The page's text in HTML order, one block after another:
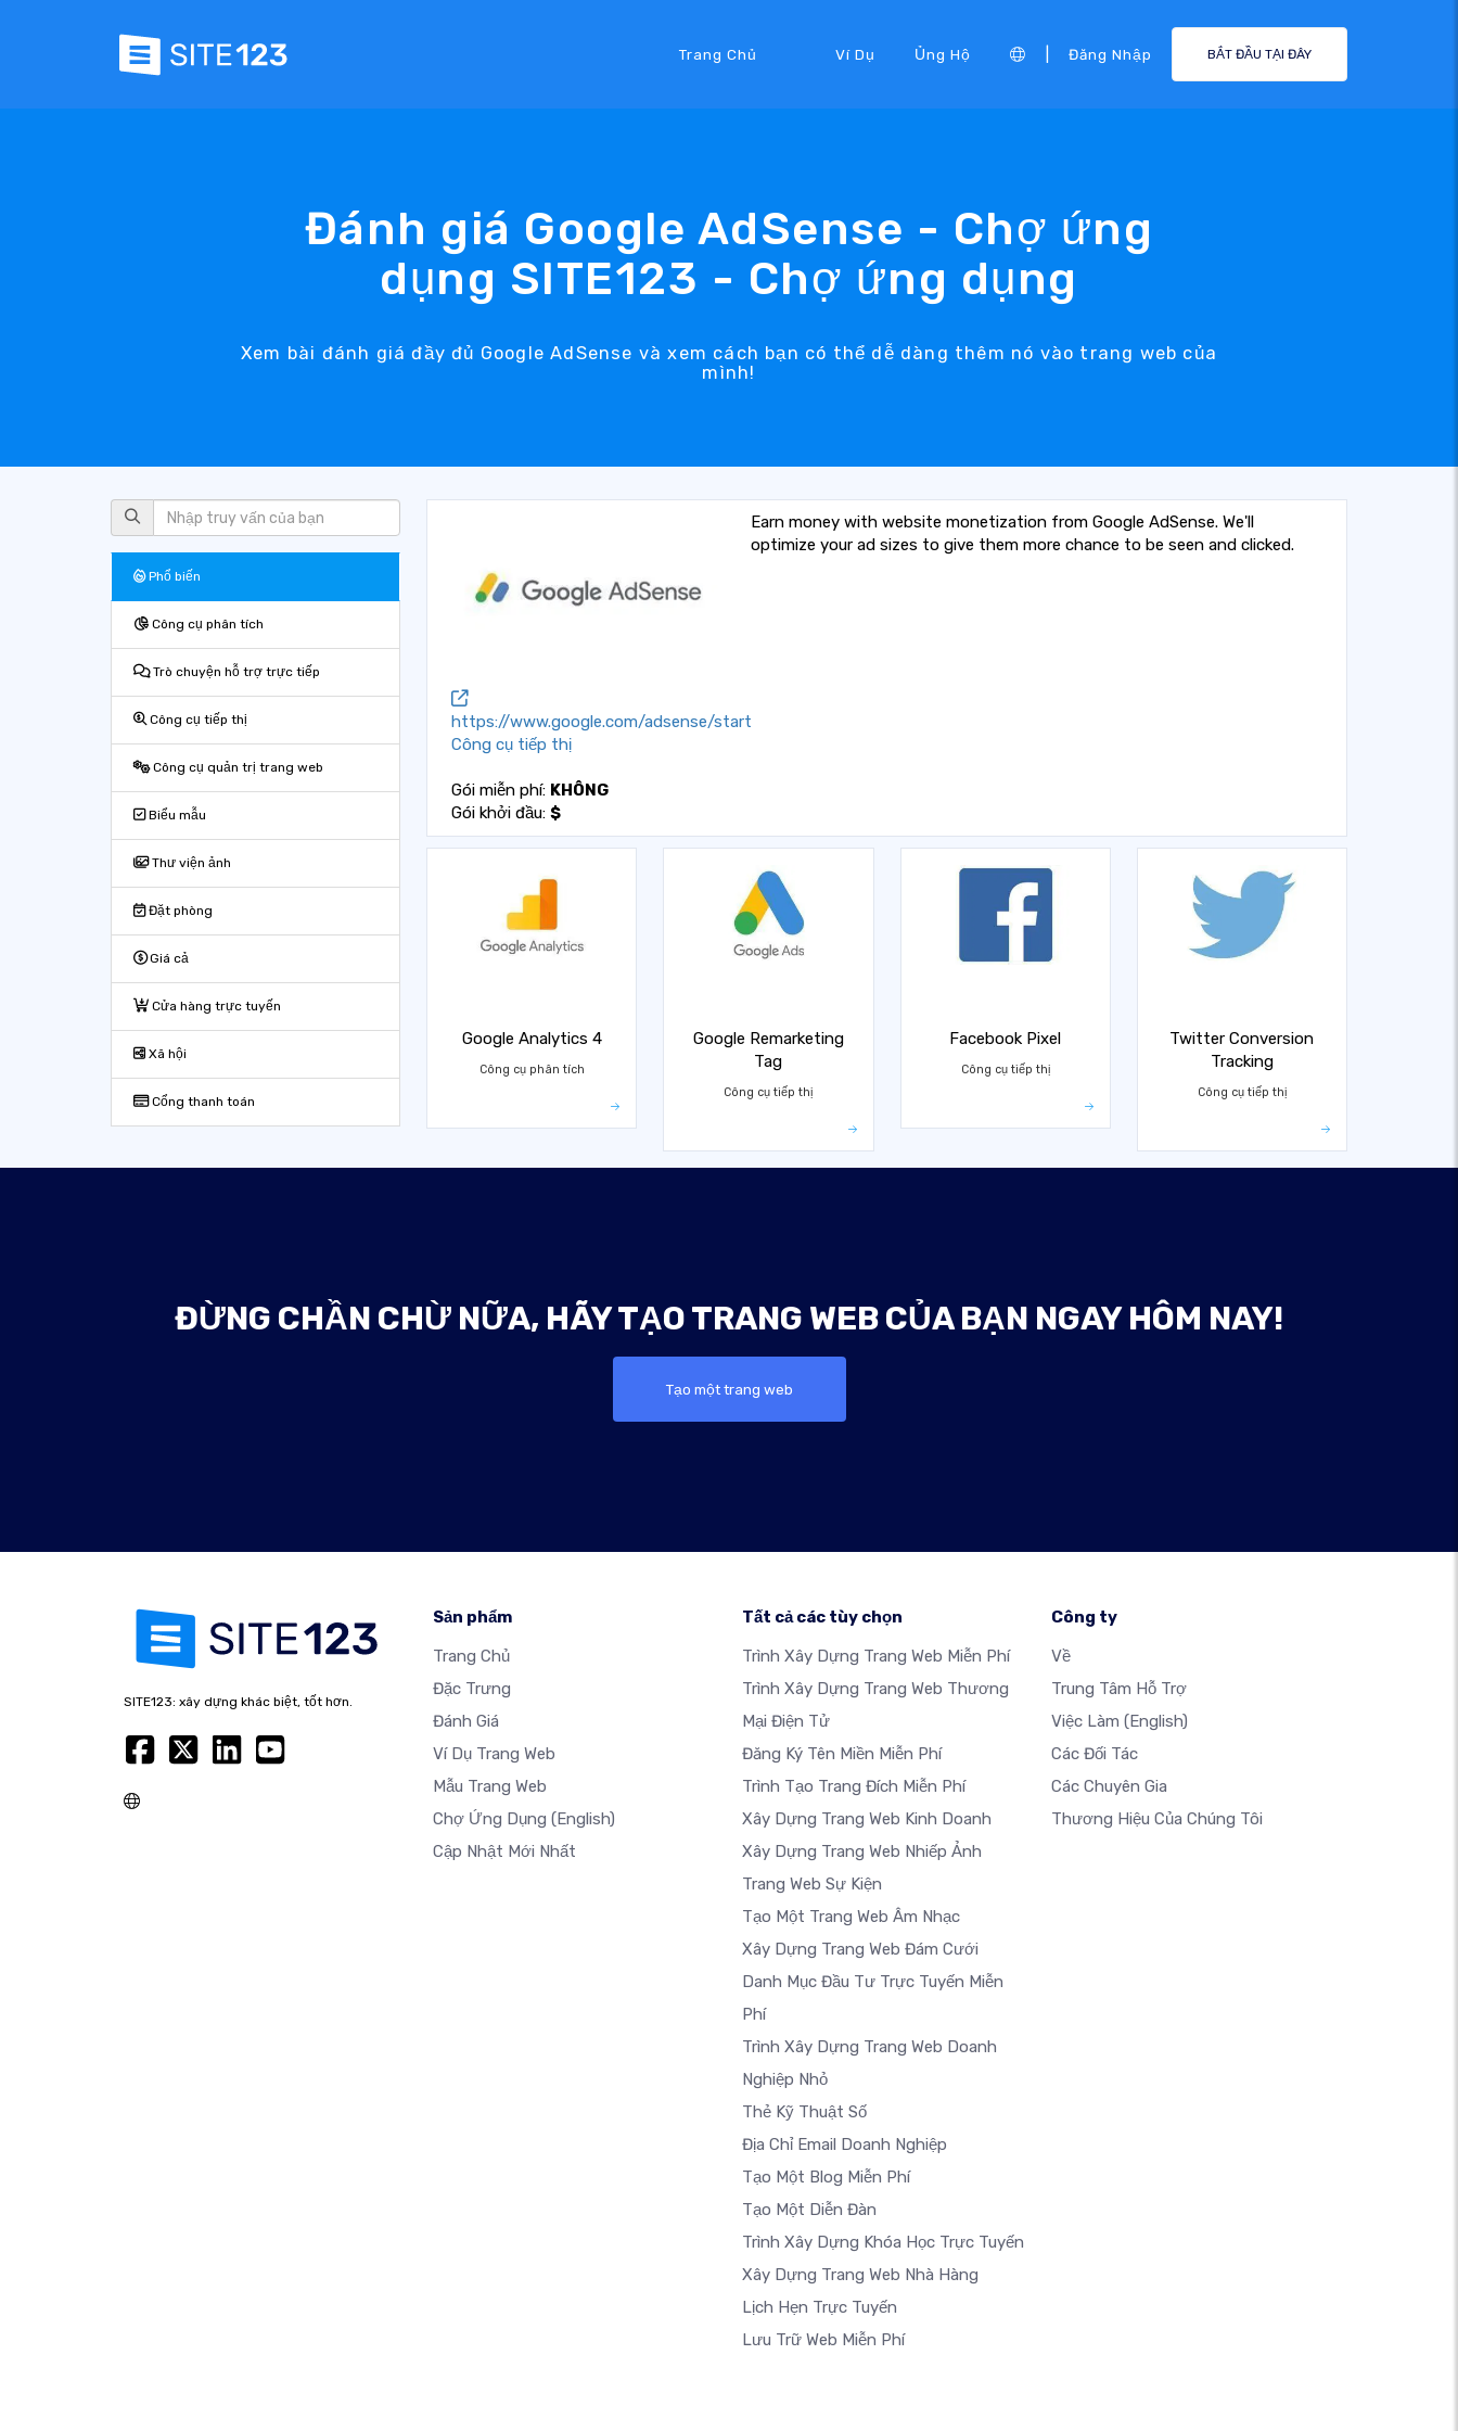
Trang Chủ Ví Dụ Ủng Hộ Đăng Nhập BẮT ĐẦU TẠI ĐÂY
Đánh giá Google AdSense - Chợ ứng
dụng SITE123 - Chợ ứng dụng
Xem bài đánh giá đầy đủ Google AdSense và xem cách bạn có thể dễ dàng thêm nó vào trang web của
mình!
Phổ biến
Công cụ phân tích
Trò chuyện hỗ trợ trực tiếp
Công cụ tiếp thị
Công cụ quản trị trang web
Biểu mẫu
Thư viện ảnh
Đặt phòng
Giá cả
Cửa hàng trực tuyến
Xã hội
Cổng thanh toán
https://www.google.com/adsense/start
Công cụ tiếp thị
Gói miễn phí: KHÔNG
Gói khởi đầu: $
Earn money with website monetization from Google AdSense. We'll
optimize your ad sizes to give them more chance to be seen and clicked.
Google Analytics 4
Công cụ phân tích
Google Remarketing
Tag
Công cụ tiếp thị
Facebook Pixel
Công cụ tiếp thị
Twitter Conversion
Tracking
Công cụ tiếp thị
ĐỪNG CHẦN CHỪ NỮA, HÃY TẠO TRANG WEB CỦA BẠN NGAY HÔM NAY!
Tạo một trang web
SITE123: xây dựng khác biệt, tốt hơn.
Sản phẩm
Trang Chủ
Đặc Trưng
Đánh Giá
Ví Dụ Trang Web
Mẫu Trang Web
Chợ Ứng Dụng (English)
Cập Nhật Mới Nhất
Tất cả các tùy chọn
Trình Xây Dựng Trang Web Miễn Phí
Trình Xây Dựng Trang Web Thương
Mại Điện Tử
Đăng Ký Tên Miền Miễn Phí
Trình Tạo Trang Đích Miễn Phí
Xây Dựng Trang Web Kinh Doanh
Xây Dựng Trang Web Nhiếp Ảnh
Trang Web Sự Kiện
Tạo Một Trang Web Âm Nhạc
Xây Dựng Trang Web Đám Cưới
Danh Mục Đầu Tư Trực Tuyến Miễn
Phí
Trình Xây Dựng Trang Web Doanh
Nghiệp Nhỏ
Thẻ Kỹ Thuật Số
Địa Chỉ Email Doanh Nghiệp
Tạo Một Blog Miễn Phí
Tạo Một Diễn Đàn
Trình Xây Dựng Khóa Học Trực Tuyến
Xây Dựng Trang Web Nhà Hàng
Lịch Hẹn Trực Tuyến
Lưu Trữ Web Miễn Phí
Công ty
Về
Trung Tâm Hỗ Trợ
Việc Làm (English)
Các Đối Tác
Các Chuyên Gia
Thương Hiệu Của Chúng Tôi